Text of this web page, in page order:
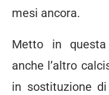
mesi ancora.
Metto in
anche l’altro
in sostituzione